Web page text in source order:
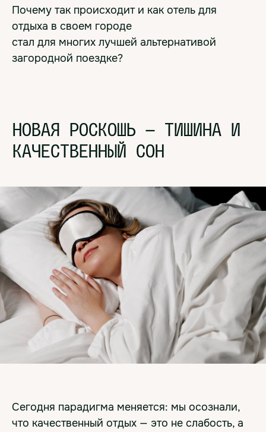
Почему так происходит и как отель для
отдыха в своем городе
стал для многих лучшей альтернативой
загородной поездке?
НОВАЯ РОСКОШЬ — ТИШИНА И
КАЧЕСТВЕННЫЙ СОН
Сегодня парадигма меняется: мы осознали,
что качественный отдых — это не слабость, а